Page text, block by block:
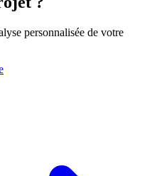
personnalisée de votre